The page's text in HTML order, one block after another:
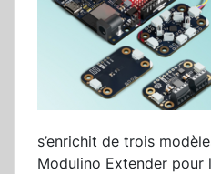
s’enrichit de trois
Modulino Extender pour